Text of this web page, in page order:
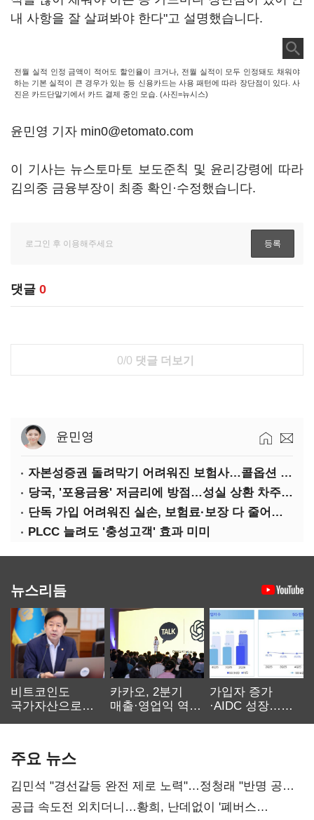
내 사항을 잘 살펴봐야 한다"고 설명했습니다.
전월 실적 인정 금액이 적어도 할인율이 크거나, 전월 실적이 모두 인정돼도 채워야
하는 기본 실적이 큰 경우가 있는 등 신용카드는 사용 패턴에 따라 장단점이 있다. 사
진은 카드단말기에서 카드 결제 중인 모습. (사진=뉴시스)
윤민영 기자 min0@etomato.com
이 기사는 뉴스토마토 보도준칙 및 윤리강령에 따라
김의중 금융부장이 최종 확인·수정했습니다.
댓글 0
0/0 댓글 더보기
윤민영
자본성증권 돌려막기 어려워진 보험사…콜옵션 부담 급증
당국, '포용금융' 저금리에 방점…성실 상환 차주는 '역차별'
단독 가입 어려워진 실손, 보험료·보장 다 줄어든 5세대는?
PLCC 늘려도 '충성고객' 효과 미미
뉴스리듬
비트코인도
국가자산으로…'
카카오, 2분기
매출·영업익 역대
가입자 증가
·AIDC 성장…
주요 뉴스
김민석 "경선갈등 완전 제로 노력"…정청래 "반명 공세
사과부터"
공급 속도전 외치더니…황희, 난데없이 '폐버스